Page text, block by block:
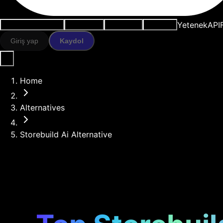
YetenekAPI
Giriş yap Kaydol
Home
Alternatives
Storebuild Ai Alternative